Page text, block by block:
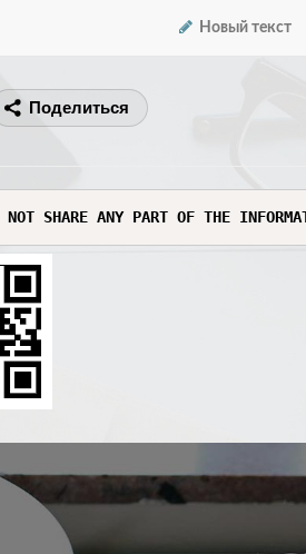
Новый текст
Поделиться
ANY PART OF THE INFORMATION